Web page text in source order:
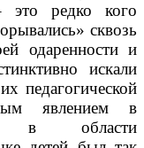
редко кого
сквозь
одаренности и
искали
педагогической
явлением в
в области